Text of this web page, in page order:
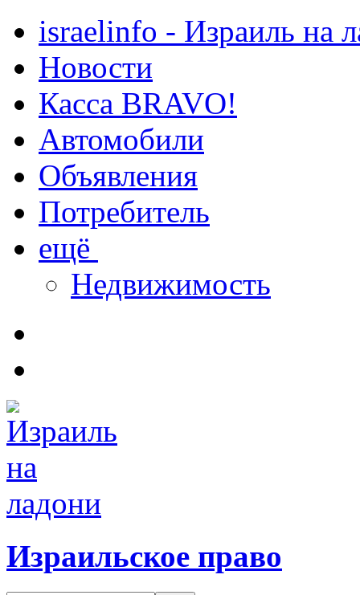
israelinfo - Израиль на
Новости
Касса BRAVO!
Автомобили
Объявления
Потребитель
ещё
Недвижимость
Израильское право